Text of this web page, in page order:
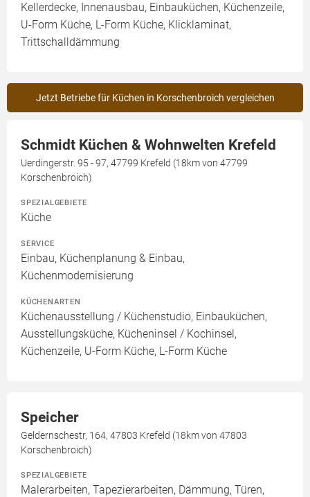
Kellerdecke, Innenausbau, Einbauküchen, Küchenzeile,
U-Form Küche, L-Form Küche, Klicklaminat,
Trittschalldämmung
Jetzt Betriebe für Küchen in Korschenbroich vergleichen
Schmidt Küchen & Wohnwelten Krefeld
Uerdingerstr. 95 - 97, 47799 Krefeld (18km von 47799
Korschenbroich)
SPEZIALGEBIETE
Küche
SERVICE
Einbau, Küchenplanung & Einbau,
Küchenmodernisierung
KÜCHENARTEN
Küchenausstellung / Küchenstudio, Einbauküchen,
Ausstellungsküche, Kücheninsel / Kochinsel,
Küchenzeile, U-Form Küche, L-Form Küche
Speicher
Geldernschestr, 164, 47803 Krefeld (18km von 47803
Korschenbroich)
SPEZIALGEBIETE
Malerarbeiten, Tapezierarbeiten, Dämmung, Türen,